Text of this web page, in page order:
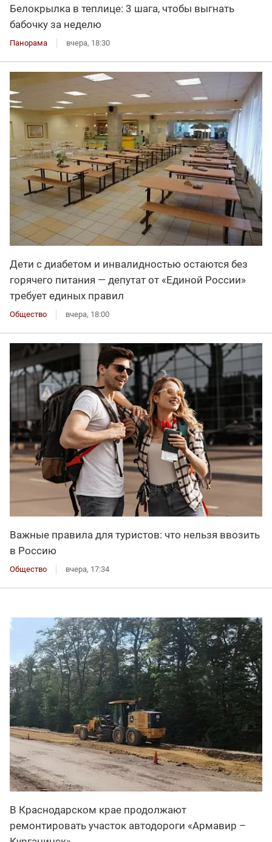
Белокрылка в теплице: 3 шага, чтобы выгнать
бабочку за неделю
Панорама вчера, 18:30
Дети с диабетом и инвалидностью остаются без
горячего питания — депутат от «Единой России»
требует единых правил
Общество вчера, 18:00
Важные правила для туристов: что нельзя ввозить
в Россию
Общество вчера, 17:34
В Краснодарском крае продолжают
ремонтировать участок автодороги «Армавир –